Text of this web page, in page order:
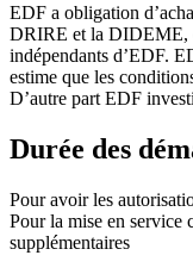
EDF a obligation
DRIRE et la DIDEME,
indépendants d’EDF.
estime que les
D’autre part EDF
Durée des
Pour avoir les
Pour la mise en service
supplémentaires